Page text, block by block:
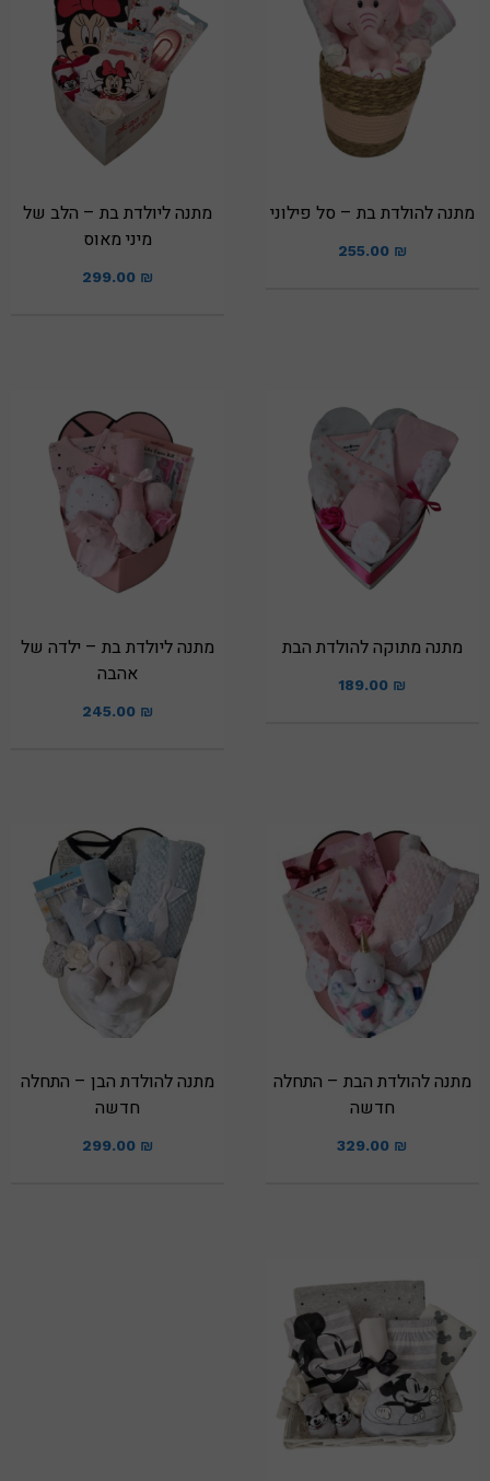
מתנה להולדת בת – סל פילוני
255.00 ₪
מתנה ליולדת בת – הלב של
מיני מאוס
299.00 ₪
מתנה מתוקה להולדת הבת
189.00 ₪
מתנה ליולדת בת – ילדה של
אהבה
245.00 ₪
מתנה להולדת הבת – התחלה
חדשה
329.00 ₪
מתנה להולדת הבן – התחלה
חדשה
299.00 ₪